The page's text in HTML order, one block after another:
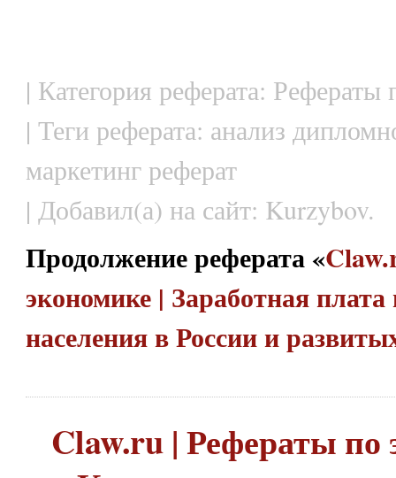
| Категория реферата: Рефераты
| Теги реферата: анализ
маркетинг реферат
| Добавил(а) на сайт: Kurzybov.
Продолжение реферата «
экономике | Заработная
населения в России и
Claw.ru | Рефераты по